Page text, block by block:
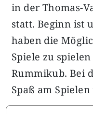
in der Thomas-
statt. Beginn ist
haben die
Spiele zu
Rummikub. Bei
Spaß am